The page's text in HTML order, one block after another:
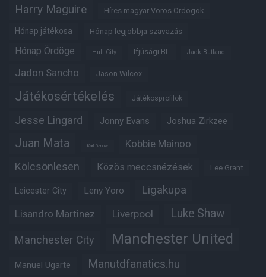
Harry Maguire Híres magyar Vörös Ördögök
Hónap játékosa Hónap legjobbja szavazás
Hónap Ördöge Hull City Ifjúsági BL Jack Butland
Jadon Sancho Jason Wilcox
Játékosértékelés Játékosprofilok
Jesse Lingard Jonny Evans Joshua Zirkzee
Juan Mata Karl Darlow Kobbie Mainoo
Kölcsönlesen Közös meccsnézések Lee Grant
Leicester City Leny Yoro Ligakupa
Lisandro Martinez Liverpool Luke Shaw
Manchester City Manchester United
Manuel Ugarte Manutdfanatics.hu